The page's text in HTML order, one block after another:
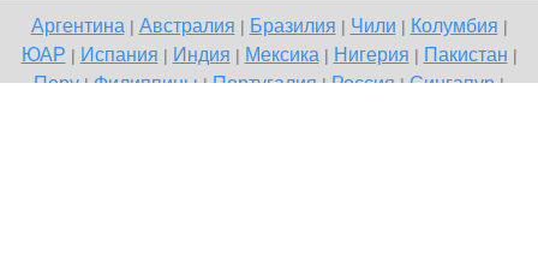
Аргентина| Австралия Бразилия Чили Колумбия
ЮАР Испания Индия Мексика| Нигерия Пакистан
Перу|Филиппины|Португалия|Россия|Сингапур|